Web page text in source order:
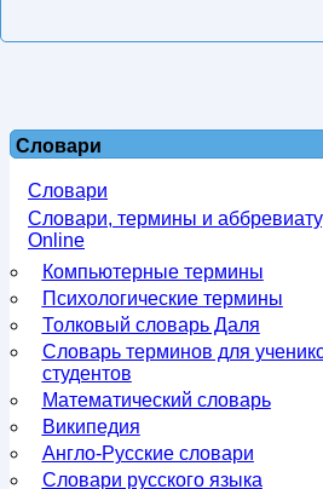
Словари
Словари
Словари, термины и
Online
Компьютерные термины
Психологические термины
Толковый словарь Даля
Словарь терминов для
студентов
Математический словарь
Википедия
Англо-Русские словари
Словари русского языка